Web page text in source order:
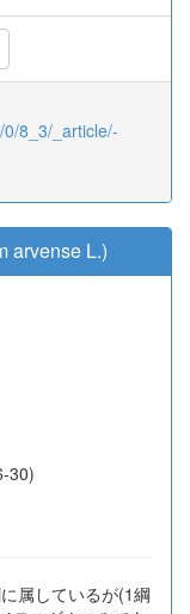
8_3/_article/-
arvense L.)
30)
属しているが(1綱